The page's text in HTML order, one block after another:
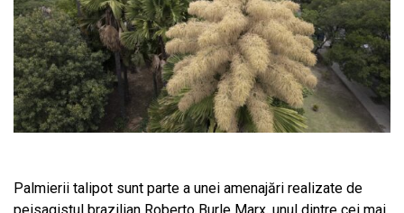
Palmierii talipot sunt parte a unei amenajări realizate de